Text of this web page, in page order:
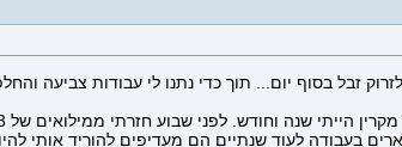
אולמות אחרי הסרטים, לזרוק זבל בסוף יום... תוך כדי נתנו לי